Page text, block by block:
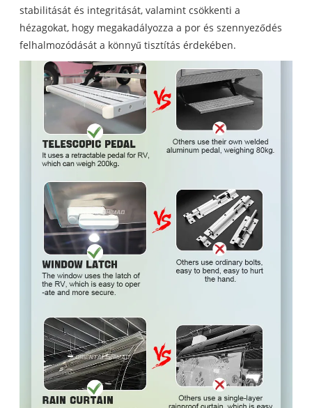
stabilitását és integritását, valamint csökkenti a
hézagokat, hogy megakadályozza a por és szennyeződés
felhalmozódását a könnyű tisztítás érdekében.